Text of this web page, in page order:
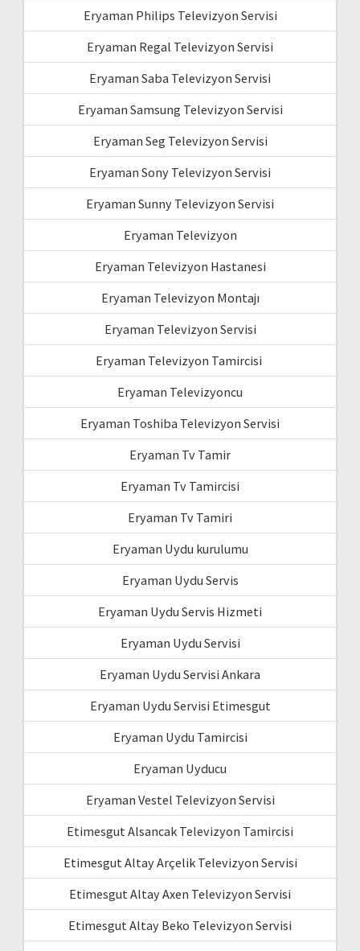
Eryaman Philips Televizyon Servisi
Eryaman Regal Televizyon Servisi
Eryaman Saba Televizyon Servisi
Eryaman Samsung Televizyon Servisi
Eryaman Seg Televizyon Servisi
Eryaman Sony Televizyon Servisi
Eryaman Sunny Televizyon Servisi
Eryaman Televizyon
Eryaman Televizyon Hastanesi
Eryaman Televizyon Montajı
Eryaman Televizyon Servisi
Eryaman Televizyon Tamircisi
Eryaman Televizyoncu
Eryaman Toshiba Televizyon Servisi
Eryaman Tv Tamir
Eryaman Tv Tamircisi
Eryaman Tv Tamiri
Eryaman Uydu kurulumu
Eryaman Uydu Servis
Eryaman Uydu Servis Hizmeti
Eryaman Uydu Servisi
Eryaman Uydu Servisi Ankara
Eryaman Uydu Servisi Etimesgut
Eryaman Uydu Tamircisi
Eryaman Uyducu
Eryaman Vestel Televizyon Servisi
Etimesgut Alsancak Televizyon Tamircisi
Etimesgut Altay Arçelik Televizyon Servisi
Etimesgut Altay Axen Televizyon Servisi
Etimesgut Altay Beko Televizyon Servisi